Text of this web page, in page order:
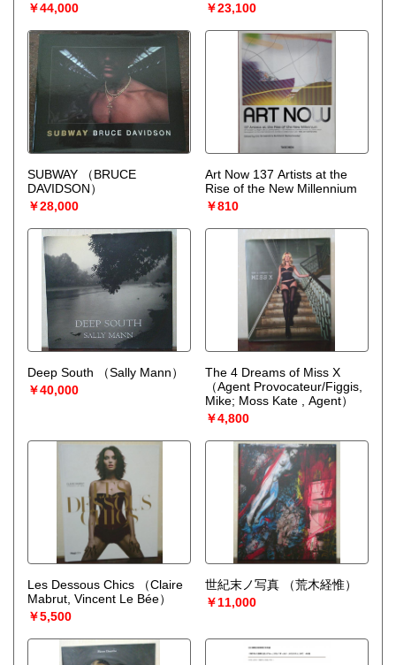
￥44,000
￥23,100
SUBWAY
（BRUCE
DAVIDSON）
￥28,000
Art Now 137 Artists at the
Rise of the New Millennium
￥810
Deep South
（Sally Mann）
￥40,000
The 4 Dreams of Miss X
（Agent Provocateur/Figgis,
Mike; Moss Kate , Agent）
￥4,800
Les Dessous Chics
（Claire
Mabrut, Vincent Le Bée）
￥5,500
世紀末ノ写真
（荒木経惟）
￥11,000